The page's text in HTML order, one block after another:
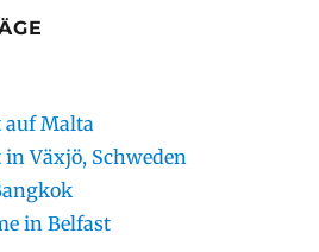
auf Malta
Växjö, Schweden
in Belfast